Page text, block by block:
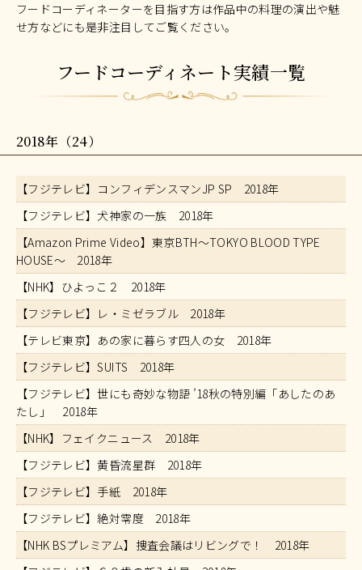
フードコーディネーターを目指す方は作品中の料理の演出や魅
せ方などにも是非注目してご覧ください。
フードコーディネート実績一覧
2018年（24）
【フジテレビ】コンフィデンスマンJP SP 2018年
【フジテレビ】犬神家の一族 2018年
【Amazon Prime Video】東京BTH〜TOKYO BLOOD TYPE
HOUSE〜 2018年
【NHK】ひよっこ２ 2018年
【フジテレビ】レ・ミゼラブル 2018年
【テレビ東京】あの家に暮らす四人の女 2018年
【フジテレビ】SUITS 2018年
【フジテレビ】世にも奇妙な物語 ’18秋の特別編「あしたのあ
たし」 2018年
【NHK】フェイクニュース 2018年
【フジテレビ】黄昏流星群 2018年
【フジテレビ】手紙 2018年
【フジテレビ】絶対零度 2018年
【NHK BSプレミアム】捜査会議はリビングで！ 2018年